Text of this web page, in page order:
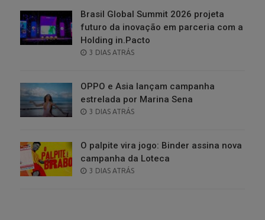
Brasil Global Summit 2026 projeta
futuro da inovação em parceria com a
Holding in.Pacto
POSTED
3 DIAS ATRÁS
OPPO e Asia lançam campanha
estrelada por Marina Sena
POSTED
3 DIAS ATRÁS
O palpite vira jogo: Binder assina nova
campanha da Loteca
POSTED
3 DIAS ATRÁS